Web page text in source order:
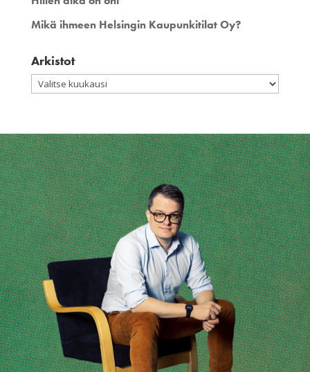
Mikä ihmeen Helsingin Kaupunkitilat Oy?
Arkistot
Arkistot